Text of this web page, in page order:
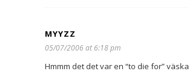
MYYZZ
05/07/2006 at 6:18 pm
Hmmm det det var en “to die for”